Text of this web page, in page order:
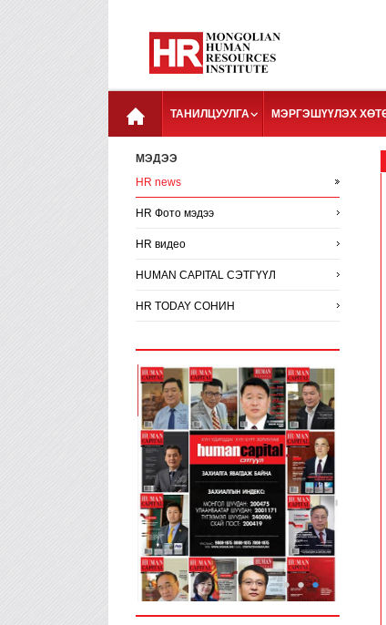
ТАНИЛЦУУЛГА МЭРГЭШҮҮЛЭХ
МЭДЭЭ
HR news
HR Фото мэдээ
HR видео
HUMAN CAPITAL СЭТГҮҮЛ
HR TODAY СОНИН
● ● ●